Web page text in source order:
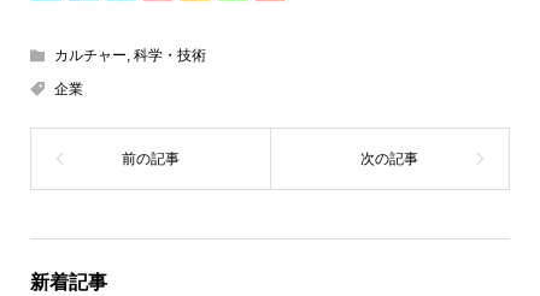
カルチャー 科学・技術
企業
新着記事